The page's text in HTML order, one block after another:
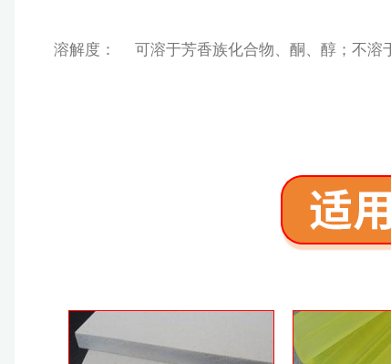
溶解度： 可溶于芳香族化合物、酮、醇；不溶